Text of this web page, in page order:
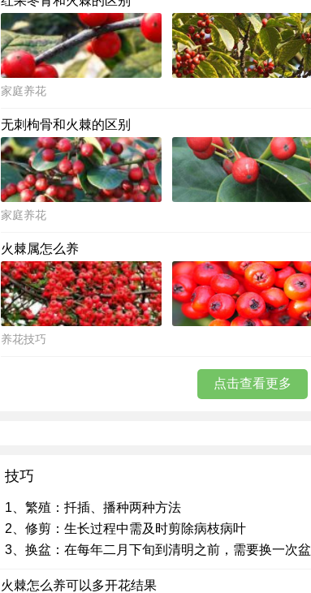
家庭养花
无刺枸骨和火棘的区别
家庭养花
火棘属怎么养
养花技巧
点击查看更多
技巧
1、繁殖：扦插、播种两种方法
2、修剪：生长过程中需及时剪除病枝病叶
3、换盆：在每年二月下旬到清明之前，需要换一次盆
火棘怎么养可以多开花结果